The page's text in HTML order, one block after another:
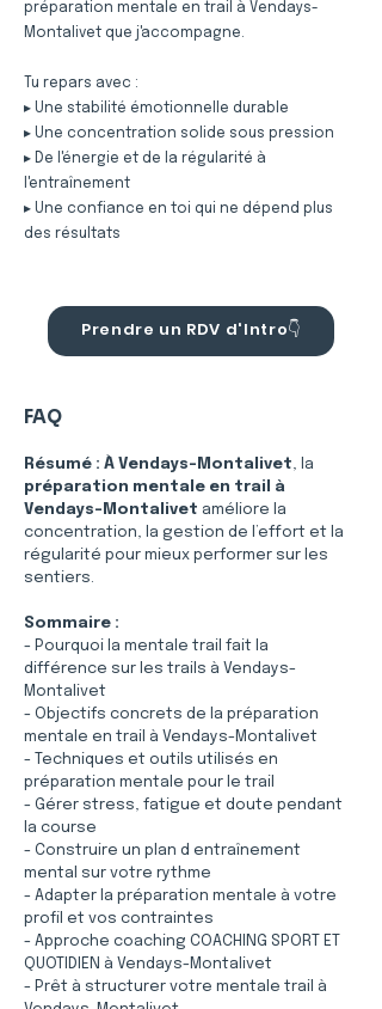
préparation mentale en trail à Vendays-
Montalivet que j'accompagne.
Tu repars avec :
▸ Une stabilité émotionnelle durable
▸ Une concentration solide sous pression
▸ De l'énergie et de la régularité à
l'entraînement
▸ Une confiance en toi qui ne dépend plus
des résultats
Prendre un RDV d'Intro👇
FAQ
Résumé : À Vendays-Montalivet, la
préparation mentale en trail à
Vendays-Montalivet améliore la
concentration, la gestion de l’effort et la
régularité pour mieux performer sur les
sentiers.
Sommaire :
- Pourquoi la mentale trail fait la
différence sur les trails à Vendays-
Montalivet
- Objectifs concrets de la préparation
mentale en trail à Vendays-Montalivet
- Techniques et outils utilisés en
préparation mentale pour le trail
- Gérer stress, fatigue et doute pendant
la course
- Construire un plan d entraînement
mental sur votre rythme
- Adapter la préparation mentale à votre
profil et vos contraintes
- Approche coaching COACHING SPORT ET
QUOTIDIEN à Vendays-Montalivet
- Prêt à structurer votre mentale trail à